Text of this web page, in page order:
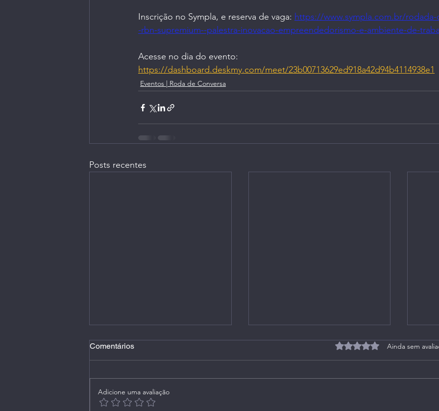
Inscrição no Sympla, e reserva de vaga: https://www.sympla.com.br/
-rbn-supremium--palestra-inovacao-empreendedorismo-e-ambiente-de-
Acesse no dia do evento:
https://dashboard.deskmy.com/meet/23b00713629ed918a42d94b4114938e1
Eventos | Roda de Conversa
Posts recentes
Comentários Avaliado com 0 de 5
Ainda sem
Adicione uma avaliação